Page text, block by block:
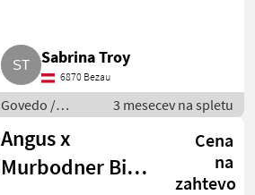
Sabrina Troy
6870 Bezau
Govedo /
Govedo Angus
3 mesecev na spletu
Angus x
Murbodner Bio-
Cena
na
zahtevo